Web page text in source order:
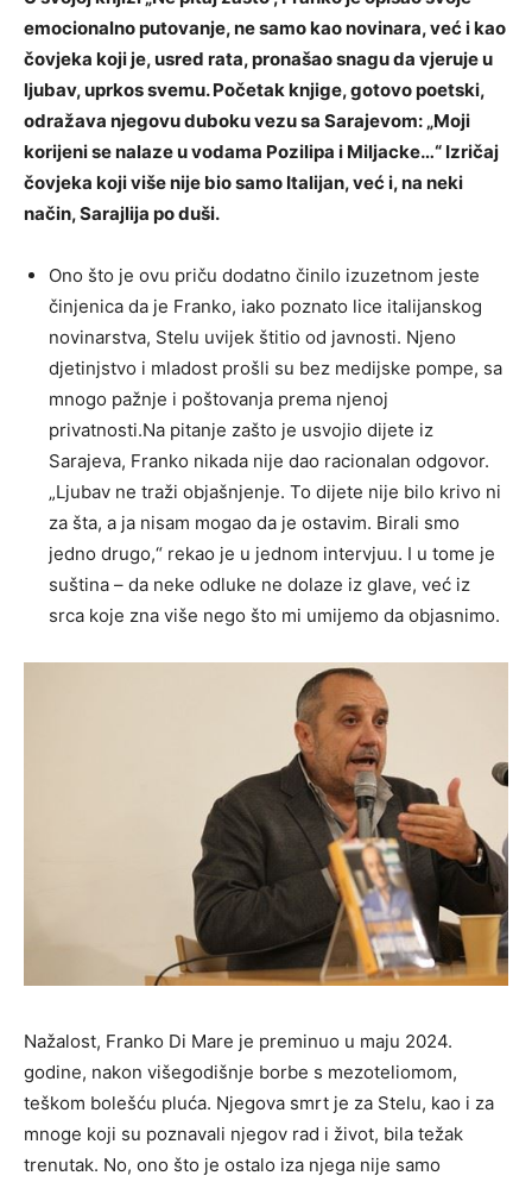
emocionalno putovanje, ne samo kao novinara, već i kao
čovjeka koji je, usred rata, pronašao snagu da vjeruje u
ljubav, uprkos svemu. Početak knjige, gotovo poetski,
odražava njegovu duboku vezu sa Sarajevom: „Moji
korijeni se nalaze u vodama Pozilipa i Miljacke…“ Izričaj
čovjeka koji više nije bio samo Italijan, već i, na neki
način, Sarajlija po duši.
Ono što je ovu priču dodatno činilo izuzetnom jeste
činjenica da je Franko, iako poznato lice italijanskog
novinarstva, Stelu uvijek štitio od javnosti. Njeno
djetinjstvo i mladost prošli su bez medijske pompe, sa
mnogo pažnje i poštovanja prema njenoj
privatnosti.Na pitanje zašto je usvojio dijete iz
Sarajeva, Franko nikada nije dao racionalan odgovor.
„Ljubav ne traži objašnjenje. To dijete nije bilo krivo ni
za šta, a ja nisam mogao da je ostavim. Birali smo
jedno drugo,“ rekao je u jednom intervjuu. I u tome je
suština – da neke odluke ne dolaze iz glave, već iz
srca koje zna više nego što mi umijemo da objasnimo.
Nažalost, Franko Di Mare je preminuo u maju 2024.
godine, nakon višegodišnje borbe s mezoteliomom,
teškom bolešću pluća. Njegova smrt je za Stelu, kao i za
mnoge koji su poznavali njegov rad i život, bila težak
trenutak. No, ono što je ostalo iza njega nije samo